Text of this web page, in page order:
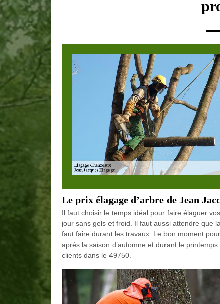
Le prix élagage d’arbre de Jean
Il faut choisir le temps idéal pour faire élaguer
jour sans gels et froid. Il faut aussi attendre que
faut faire durant les travaux. Le bon moment
après la saison d’automne et durant le
clients dans le 49750.